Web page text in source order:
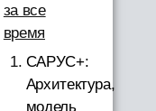
за все
время
САРУС+:
Архитектура,
модель